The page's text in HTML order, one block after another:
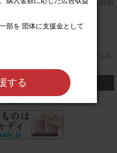
人間も暮らしやすくなる社会を目指
公式サイト
行う場合は、そのたびにクリックしな
ディ
部を 団体に支援金として
する